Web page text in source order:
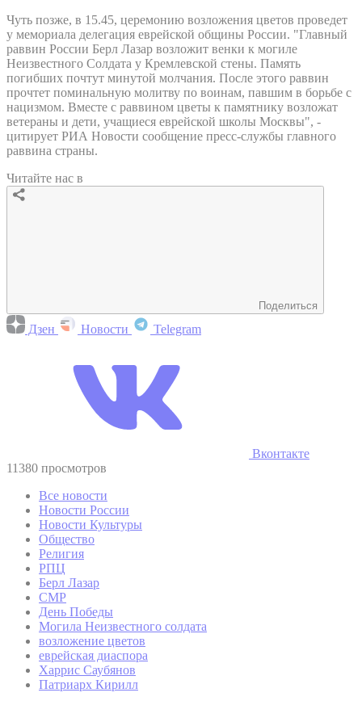
Чуть позже, в 15.45, церемонию возложения цветов проведет
у мемориала делегация еврейской общины России. "Главный
раввин России Берл Лазар возложит венки к могиле
Неизвестного Солдата у Кремлевской стены. Память
погибших почтут минутой молчания. После этого раввин
прочтет поминальную молитву по воинам, павшим в борьбе с
нацизмом. Вместе с раввином цветы к памятнику возложат
ветераны и дети, учащиеся еврейской школы Москвы", -
цитирует РИА Новости сообщение пресс-службы главного
раввина страны.
Читайте нас в
Поделиться
Дзен Новости Telegram
Вконтакте
11380 просмотров
Все новости
Новости России
Новости Культуры
Общество
Религия
РПЦ
Берл Лазар
СМР
День Победы
Могила Неизвестного солдата
возложение цветов
еврейская диаспора
Харрис Саубянов
Патриарх Кирилл